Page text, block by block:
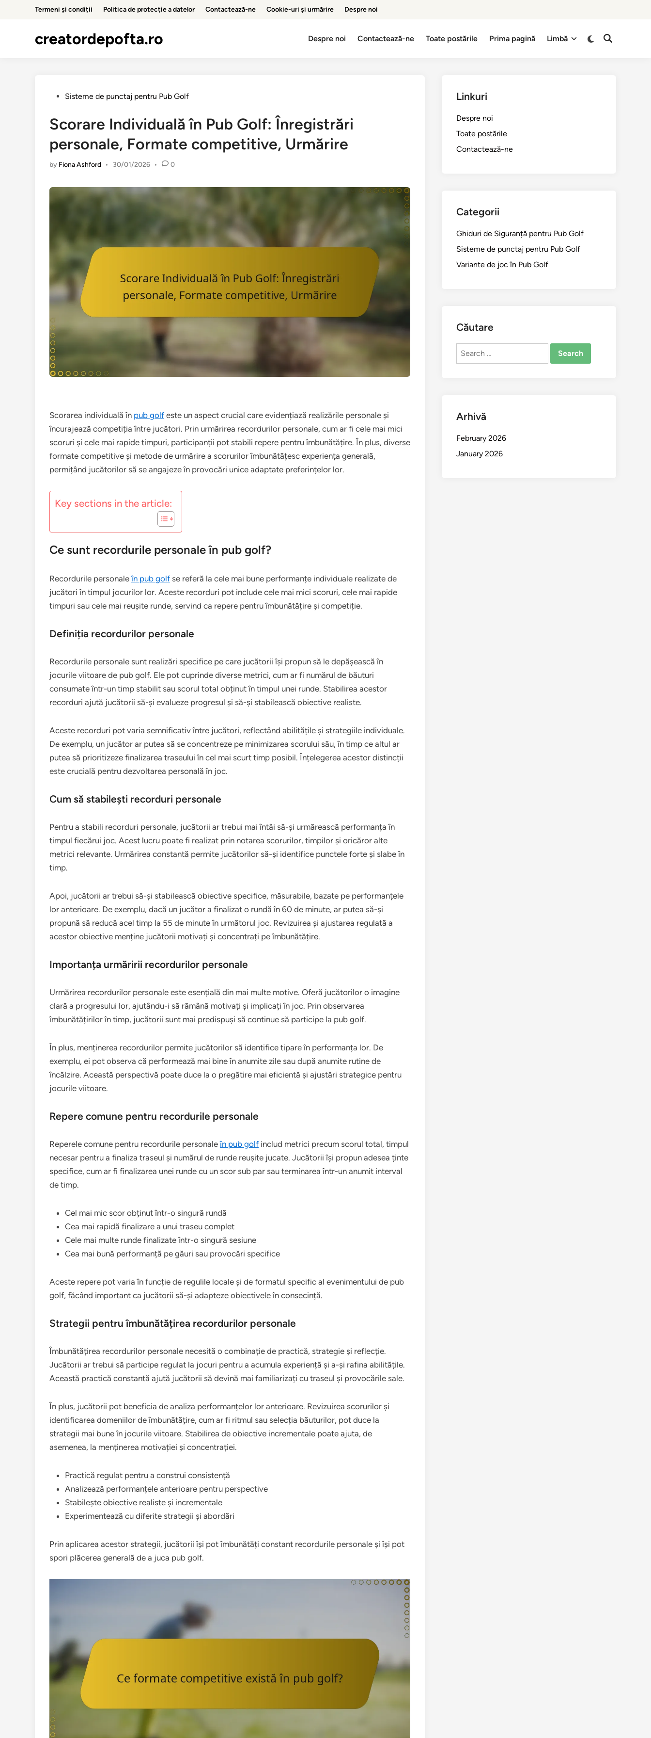
Termeni și condiții Politica de protecție a datelor Contactează-ne Cookie-uri și urmărire Despre noi
creatordepofta.ro Despre noi Contactează-ne Toate postările Prima pagină Limbă
Switch
Open
PostedSisteme de punctaj pentru Pub Golf
Scorare Individuală în Pub Golf: Înregistrări
personale, Formate competitive, Urmărire
by Fiona Ashford • 30/01/2026 • 0
Scorarea individuală în pub golf este un aspect crucial care evidențiază realizările personale și
încurajează competiția între jucători. Prin urmărirea recordurilor personale, cum ar fi cele mai mici
scoruri și cele mai rapide timpuri, participanții pot stabili repere pentru îmbunătățire. În plus, diverse
formate competitive și metode de urmărire a scorurilor îmbunătățesc experiența generală,
permițând jucătorilor să se angajeze în provocări unice adaptate preferințelor lor.
Key sections in the article:
Ce sunt recordurile personale în pub golf?
Recordurile personaleîn pub golf se referă la cele mai bune performanțe individuale realizate de
jucători în timpul jocurilor lor. Aceste recorduri pot include cele mai mici scoruri, cele mai rapide
timpuri sau cele mai reușite runde, servind ca repere pentru îmbunătățire și competiție.
Definiția recordurilor personale
Recordurile personale sunt realizări specifice pe care jucătorii își propun să le depășească în
jocurile viitoare de pub golf. Ele pot cuprinde diverse metrici, cum ar fi numărul de băuturi
consumate într-un timp stabilit sau scorul total obținut în timpul unei runde. Stabilirea acestor
recorduri ajută jucătorii să-și evalueze progresul și să-și stabilească obiective realiste.
Aceste recorduri pot varia semnificativ între jucători, reflectând abilitățile și strategiile individuale.
De exemplu, un jucător ar putea să se concentreze pe minimizarea scorului său, în timp ce altul ar
putea să prioritizeze finalizarea traseului în cel mai scurt timp posibil. Înțelegerea acestor distincții
este crucială pentru dezvoltarea personală în joc.
Cum să stabilești recorduri personale
Pentru a stabili recorduri personale, jucătorii ar trebui mai întâi să-și urmărească performanța în
timpul fiecărui joc. Acest lucru poate fi realizat prin notarea scorurilor, timpilor și oricăror alte
metrici relevante. Urmărirea constantă permite jucătorilor să-și identifice punctele forte și slabe în
timp.
Apoi, jucătorii ar trebui să-și stabilească obiective specifice, măsurabile, bazate pe performanțele
lor anterioare. De exemplu, dacă un jucător a finalizat o rundă în 60 de minute, ar putea să-și
propună să reducă acel timp la 55 de minute în următorul joc. Revizuirea și ajustarea regulată a
acestor obiective menține jucătorii motivați și concentrați pe îmbunătățire.
Importanța urmăririi recordurilor personale
Urmărirea recordurilor personale este esențială din mai multe motive. Oferă jucătorilor o imagine
clară a progresului lor, ajutându-i să rămână motivați și implicați în joc. Prin observarea
îmbunătățirilor în timp, jucătorii sunt mai predispuși să continue să participe la pub golf.
În plus, menținerea recordurilor permite jucătorilor să identifice tipare în performanța lor. De
exemplu, ei pot observa că performează mai bine în anumite zile sau după anumite rutine de
încălzire. Această perspectivă poate duce la o pregătire mai eficientă și ajustări strategice pentru
jocurile viitoare.
Repere comune pentru recordurile personale
Reperele comune pentru recordurile personaleîn pub golf includ metrici precum scorul total, timpul
necesar pentru a finaliza traseul și numărul de runde reușite jucate. Jucătorii își propun adesea ținte
specifice, cum ar fi finalizarea unei runde cu un scor sub par sau terminarea într-un anumit interval
de timp.
Cel mai mic scor obținut într-o singură rundă
Cea mai rapidă finalizare a unui traseu complet
Cele mai multe runde finalizate într-o singură sesiune
Cea mai bună performanță pe găuri sau provocări specifice
Aceste repere pot varia în funcție de regulile locale și de formatul specific al evenimentului de pub
golf, făcând important ca jucătorii să-și adapteze obiectivele în consecință.
Strategii pentru îmbunătățirea recordurilor personale
Îmbunătățirea recordurilor personale necesită o combinație de practică, strategie și reflecție.
Jucătorii ar trebui să participe regulat la jocuri pentru a acumula experiență și a-și rafina abilitățile.
Această practică constantă ajută jucătorii să devină mai familiarizați cu traseul și provocările sale.
În plus, jucătorii pot beneficia de analiza performanțelor lor anterioare. Revizuirea scorurilor și
identificarea domeniilor de îmbunătățire, cum ar fi ritmul sau selecția băuturilor, pot duce la
strategii mai bune în jocurile viitoare. Stabilirea de obiective incrementale poate ajuta, de
asemenea, la menținerea motivației și concentrației.
Practică regulat pentru a construi consistență
Analizează performanțele anterioare pentru perspective
Stabilește obiective realiste și incrementale
Experimentează cu diferite strategii și abordări
Prin aplicarea acestor strategii, jucătorii își pot îmbunătăți constant recordurile personale și își pot
spori plăcerea generală de a juca pub golf.
Linkuri
Despre noi
Toate postările
Contactează-ne
Categorii
Ghiduri de Siguranță pentru Pub Golf
Sisteme de punctaj pentru Pub Golf
Variante de joc în Pub Golf
Căutare
Search
Arhivă
February 2026
January 2026